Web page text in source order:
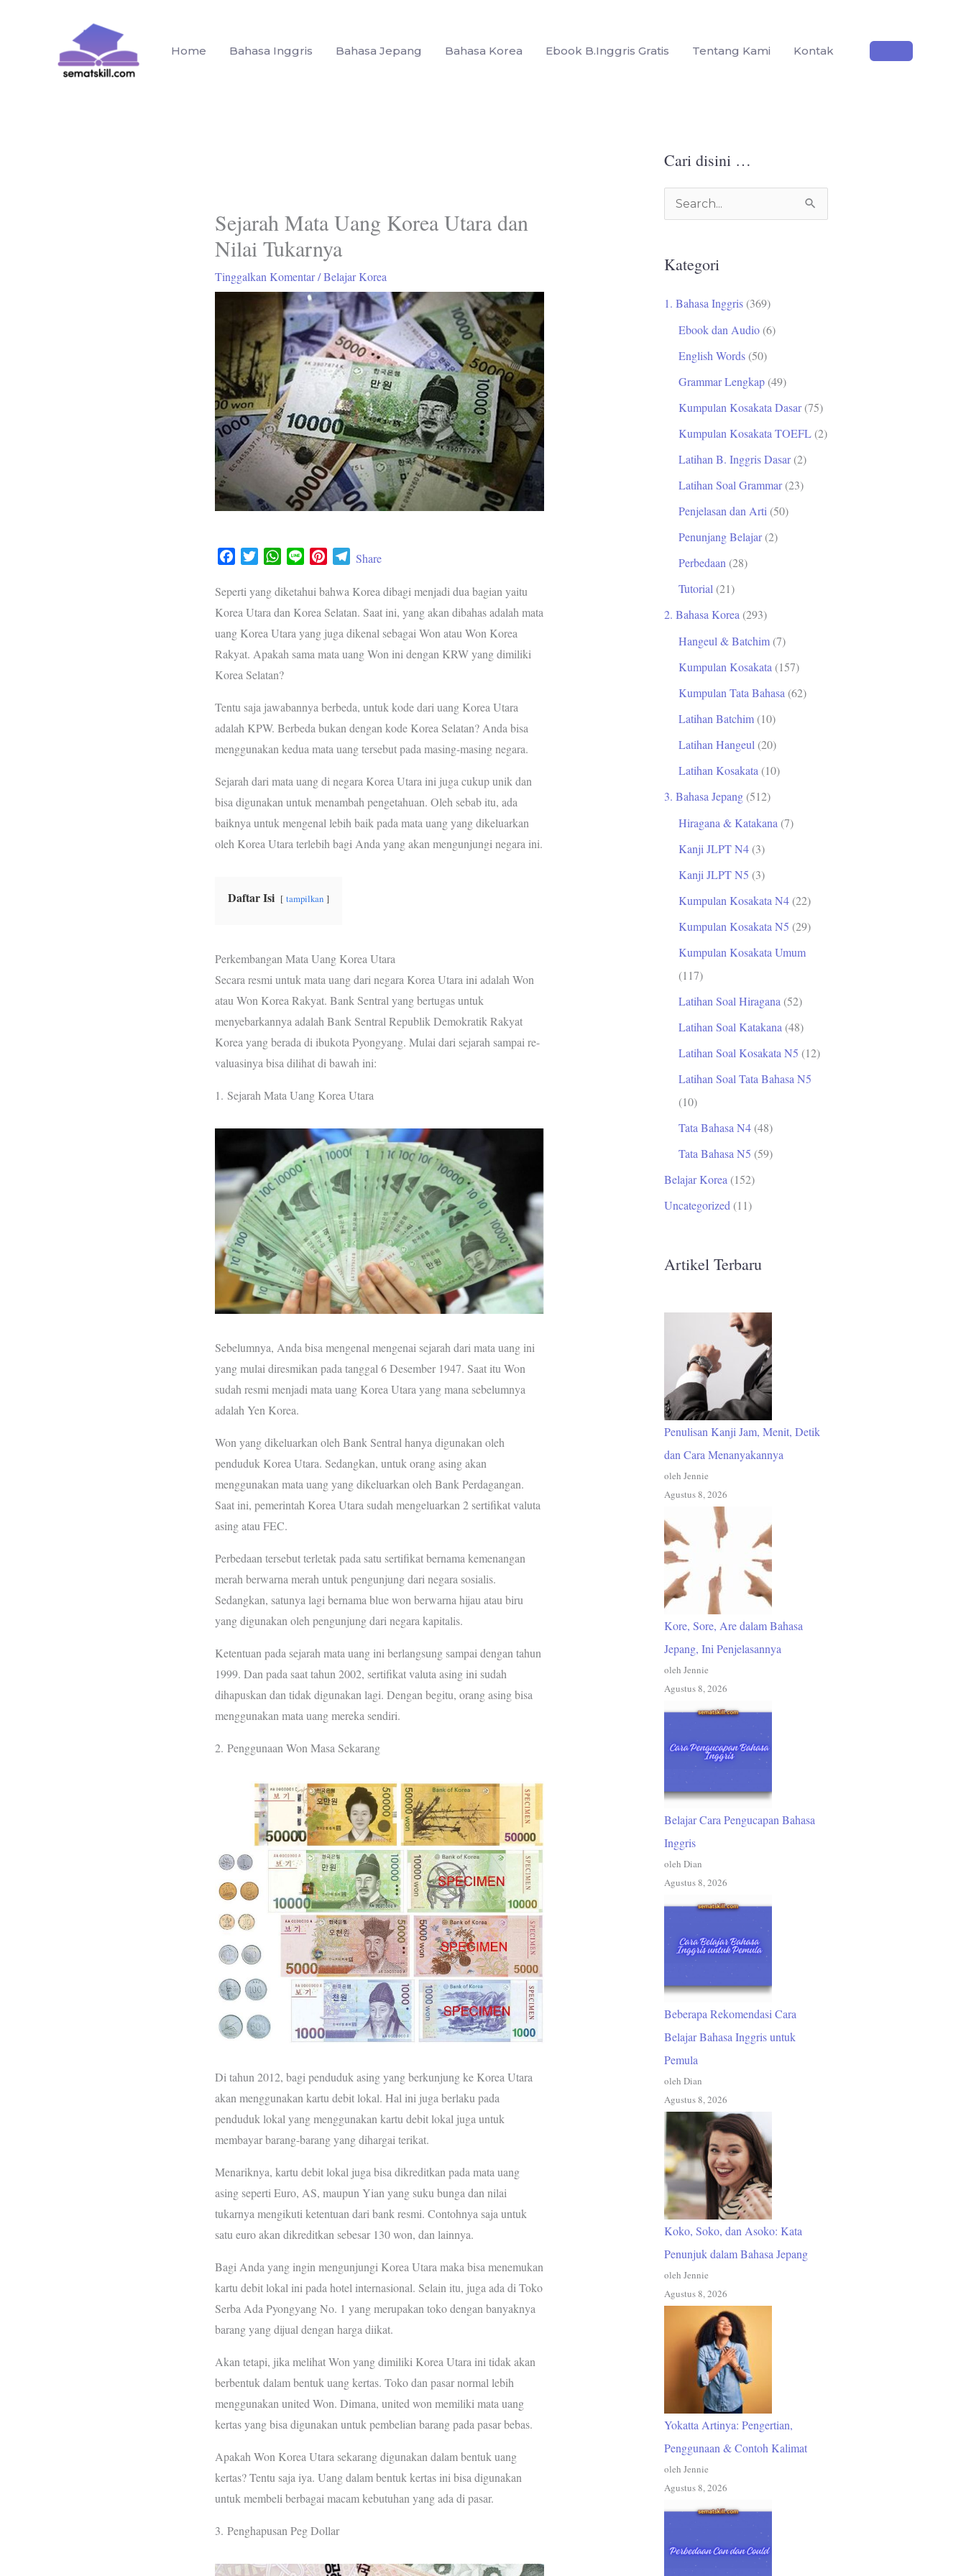
Home Bahasa Inggris Bahasa Jepang Bahasa Korea Ebook B.Inggris Gratis Tentang Kami Kontak
Sejarah Mata Uang Korea Utara dan
Nilai Tukarnya
Tinggalkan Komentar /Belajar Korea
c
e
o
o
k
i
t
e
r
W
a
t
A
p
p
n
e
n
t
r
e
T
e
r
a
Share
Seperti yang diketahui bahwa Korea dibagi menjadi dua bagian yaitu
Korea Utara dan Korea Selatan. Saat ini, yang akan dibahas adalah mata
uang Korea Utara yang juga dikenal sebagai Won atau Won Korea
Rakyat. Apakah sama mata uang Won ini dengan KRW yang dimiliki
Korea Selatan?
Tentu saja jawabannya berbeda, untuk kode dari uang Korea Utara
adalah KPW. Berbeda bukan dengan kode Korea Selatan? Anda bisa
menggunakan kedua mata uang tersebut pada masing-masing negara.
Sejarah dari mata uang di negara Korea Utara ini juga cukup unik dan
bisa digunakan untuk menambah pengetahuan. Oleh sebab itu, ada
baiknya untuk mengenal lebih baik pada mata uang yang dikeluarkan
oleh Korea Utara terlebih bagi Anda yang akan mengunjungi negara ini.
Daftar Isi tampilkan
Perkembangan Mata Uang Korea Utara
Secara resmi untuk mata uang dari negara Korea Utara ini adalah Won
atau Won Korea Rakyat. Bank Sentral yang bertugas untuk
menyebarkannya adalah Bank Sentral Republik Demokratik Rakyat
Korea yang berada di ibukota Pyongyang. Mulai dari sejarah sampai re-
valuasinya bisa dilihat di bawah ini:
1. Sejarah Mata Uang Korea Utara
Sebelumnya, Anda bisa mengenal mengenai sejarah dari mata uang ini
yang mulai diresmikan pada tanggal 6 Desember 1947. Saat itu Won
sudah resmi menjadi mata uang Korea Utara yang mana sebelumnya
adalah Yen Korea.
Won yang dikeluarkan oleh Bank Sentral hanya digunakan oleh
penduduk Korea Utara. Sedangkan, untuk orang asing akan
menggunakan mata uang yang dikeluarkan oleh Bank Perdagangan.
Saat ini, pemerintah Korea Utara sudah mengeluarkan 2 sertifikat valuta
asing atau FEC.
Perbedaan tersebut terletak pada satu sertifikat bernama kemenangan
merah berwarna merah untuk pengunjung dari negara sosialis.
Sedangkan, satunya lagi bernama blue won berwarna hijau atau biru
yang digunakan oleh pengunjung dari negara kapitalis.
Ketentuan pada sejarah mata uang ini berlangsung sampai dengan tahun
1999. Dan pada saat tahun 2002, sertifikat valuta asing ini sudah
dihapuskan dan tidak digunakan lagi. Dengan begitu, orang asing bisa
menggunakan mata uang mereka sendiri.
2. Penggunaan Won Masa Sekarang
Di tahun 2012, bagi penduduk asing yang berkunjung ke Korea Utara
akan menggunakan kartu debit lokal. Hal ini juga berlaku pada
penduduk lokal yang menggunakan kartu debit lokal juga untuk
membayar barang-barang yang dihargai terikat.
Menariknya, kartu debit lokal juga bisa dikreditkan pada mata uang
asing seperti Euro, AS, maupun Yian yang suku bunga dan nilai
tukarnya mengikuti ketentuan dari bank resmi. Contohnya saja untuk
satu euro akan dikreditkan sebesar 130 won, dan lainnya.
Bagi Anda yang ingin mengunjungi Korea Utara maka bisa menemukan
kartu debit lokal ini pada hotel internasional. Selain itu, juga ada di Toko
Serba Ada Pyongyang No. 1 yang merupakan toko dengan banyaknya
barang yang dijual dengan harga diikat.
Akan tetapi, jika melihat Won yang dimiliki Korea Utara ini tidak akan
berbentuk dalam bentuk uang kertas. Toko dan pasar normal lebih
menggunakan united Won. Dimana, united won memiliki mata uang
kertas yang bisa digunakan untuk pembelian barang pada pasar bebas.
Apakah Won Korea Utara sekarang digunakan dalam bentuk uang
kertas? Tentu saja iya. Uang dalam bentuk kertas ini bisa digunakan
untuk membeli berbagai macam kebutuhan yang ada di pasar.
3. Penghapusan Peg Dollar
Cari disini …
i
u
Kategori
1. Bahasa Inggris (369)
Ebook dan Audio (6)
English Words (50)
Grammar Lengkap (49)
Kumpulan Kosakata Dasar(75)
Kumpulan Kosakata TOEFL (2)
Latihan B. Inggris Dasar(2)
Latihan Soal Grammar(23)
Penjelasan dan Arti (50)
Penunjang Belajar(2)
Perbedaan (28)
Tutorial (21)
2. Bahasa Korea (293)
Hangeul & Batchim (7)
Kumpulan Kosakata (157)
Kumpulan Tata Bahasa (62)
Latihan Batchim (10)
Latihan Hangeul (20)
Latihan Kosakata (10)
3. Bahasa Jepang (512)
Hiragana & Katakana (7)
Kanji JLPT N4 (3)
Kanji JLPT N5 (3)
Kumpulan Kosakata N4 (22)
Kumpulan Kosakata N5 (29)
Kumpulan Kosakata Umum
(117)
Latihan Soal Hiragana (52)
Latihan Soal Katakana (48)
Latihan Soal Kosakata N5 (12)
Latihan Soal Tata Bahasa N5
(10)
Tata Bahasa N4 (48)
Tata Bahasa N5 (59)
Belajar Korea (152)
Uncategorized (11)
Artikel Terbaru
Penulisan Kanji Jam, Menit, Detik
dan Cara Menanyakannya
oleh Jennie
Agustus 8, 2026
Kore, Sore, Are dalam Bahasa
Jepang, Ini Penjelasannya
oleh Jennie
Agustus 8, 2026
Belajar Cara Pengucapan Bahasa
Inggris
oleh Dian
Agustus 8, 2026
Beberapa Rekomendasi Cara
Belajar Bahasa Inggris untuk
Pemula
oleh Dian
Agustus 8, 2026
Koko, Soko, dan Asoko: Kata
Penunjuk dalam Bahasa Jepang
oleh Jennie
Agustus 8, 2026
Yokatta Artinya: Pengertian,
Penggunaan & Contoh Kalimat
oleh Jennie
Agustus 8, 2026